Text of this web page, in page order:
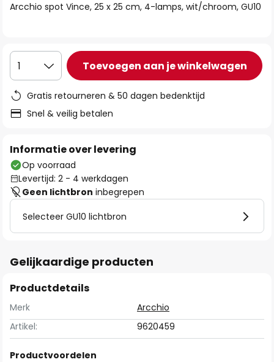
de
Arcchio spot Vince, 25 x 25 cm, 4-lamps, wit/chroom, GU10
1 Toevoegen aan je winkelwagen
Gratis retourneren & 50 dagen bedenktijd
Snel & veilig betalen
Informatie over levering
Op voorraad
Levertijd: 2 - 4 werkdagen
Geen lichtbron inbegrepen
Selecteer GU10 lichtbron
Gelijkaardige producten
Productdetails
Merk
Arcchio
Artikel:
9620459
Productvoordelen